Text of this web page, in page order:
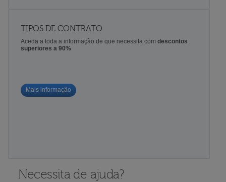
TIPOS DE CONTRATO
Aceda a toda a informação de que necessita com descontos
superiores a 90%
Mais informação
Necessita de ajuda?